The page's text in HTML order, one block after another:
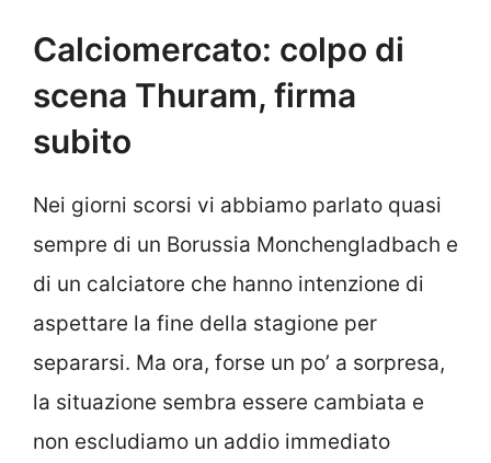
Calciomercato: colpo di
scena Thuram, firma
subito
Nei giorni scorsi vi abbiamo parlato quasi
sempre di un Borussia Monchengladbach e
di un calciatore che hanno intenzione di
aspettare la fine della stagione per
separarsi. Ma ora, forse un po’ a sorpresa,
la situazione sembra essere cambiata e
non escludiamo un addio immediato